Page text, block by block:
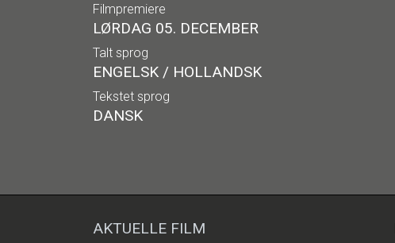
Filmpremiere
LØRDAG 05. DECEMBER
Talt sprog
ENGELSK / HOLLANDSK
Tekstet sprog
DANSK
AKTUELLE FILM